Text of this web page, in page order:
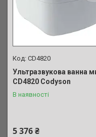
СD4820
Ультразвукова ванна
СD4820 Codyson
В наявності
5 376 ₴